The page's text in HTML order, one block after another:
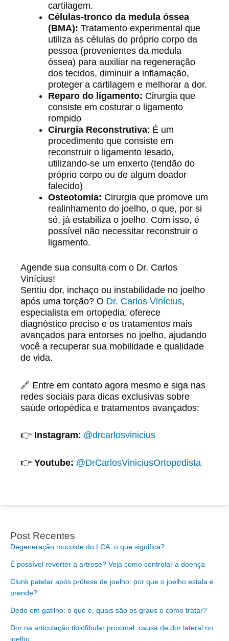
cartilagem.
Células-tronco da medula óssea
(BMA): Tratamento experimental que
utiliza as células do próprio corpo da
pessoa (provenientes da medula
óssea) para auxiliar na regeneração
dos tecidos, diminuir a inflamação,
proteger a cartilagem e melhorar a dor.
Reparo do ligamento: Cirurgia que
consiste em costurar o ligamento
rompido
Cirurgia Reconstrutiva: É um
procedimento que consiste em
reconstruir o ligamento lesado,
utilizando-se um enxerto (tendão do
próprio corpo ou de algum doador
falecido)
Osteotomia: Cirurgia que promove um
realinhamento do joelho, o que, por si
só, já estabiliza o joelho. Com isso, é
possível não necessitar reconstruir o
ligamento.
Agende sua consulta com o Dr. Carlos
Vinícius!
Sentiu dor, inchaço ou instabilidade no joelho
após uma torção? O Dr. Carlos Vinícius,
especialista em ortopedia, oferece
diagnóstico preciso e os tratamentos mais
avançados para entorses no joelho, ajudando
você a recuperar sua mobilidade e qualidade
de vida.
🔗 Entre em contato agora mesmo e siga nas
redes sociais para dicas exclusivas sobre
saúde ortopédica e tratamentos avançados:
👉 Instagram: @drcarlosvinicius
👉 Youtube: @DrCarlosViniciusOrtopedista
Post Recentes
Degeneração mucoide do LCA: o que significa?
É possível reverter a artrose? Veja como controlar a doença
Clunk patelar após prótese de joelho: por que o joelho estala e
prende?
Dedo em gatilho: o que é, quais são os graus e como tratar?
Dor na articulação tibiofibular proximal: causa de dor lateral no
joelho